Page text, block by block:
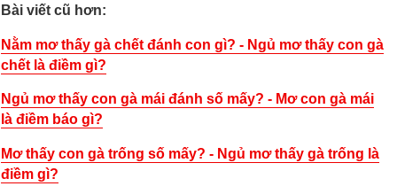
Bài viết cũ hơn:
Nằm mơ thấy gà chết đánh con gì? - Ngủ mơ thấy con gà
chết là điềm gì?
Ngủ mơ thấy con gà mái đánh số mấy? - Mơ con gà mái
là điềm báo gì?
Mơ thấy con gà trống số mấy? - Ngủ mơ thấy gà trống là
điềm gì?